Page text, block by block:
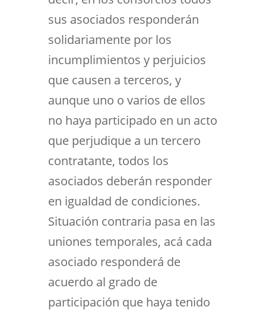
sus asociados responderán
solidariamente por los
incumplimientos y perjuicios
que causen a terceros, y
aunque uno o varios de ellos
no haya participado en un acto
que perjudique a un tercero
contratante, todos los
asociados deberán responder
en igualdad de condiciones.
Situación contraria pasa en las
uniones temporales, acá cada
asociado responderá de
acuerdo al grado de
participación que haya tenido